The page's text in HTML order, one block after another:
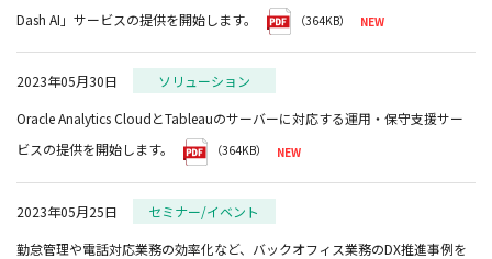
Dash AI」サービスの提供を開始します。
（364KB）
2023年05月30日
ソリューション
Oracle Analytics CloudとTableauのサーバーに対応する運用・保守支援サー
ビスの提供を開始します。
（364KB）
2023年05月25日
セミナー/イベント
勤怠管理や電話対応業務の効率化など、バックオフィス業務のDX推進事例を